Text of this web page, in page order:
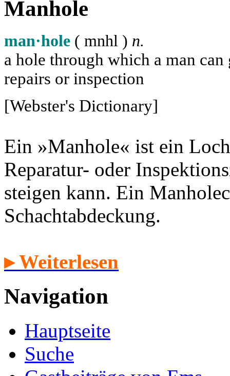
Manhole
man·hole ( mnhl ) n.
a hole through which a man
repairs or inspection
[Webster's Dictionary]
Ein »Manhole« ist ein
Reparatur- oder
steigen kann. Ein
Schachtabdeckung.
▸ Weiterlesen
Navigation
Hauptseite
Suche